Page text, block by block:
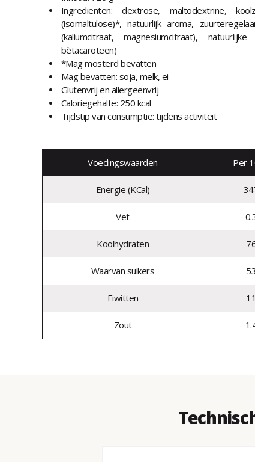
Ingrediënten: dextrose, maltodextrine,
(isomaltulose)*, natuurlijk aroma,
(kaliumcitraat, magnesiumcitraat),
bètacaroteen)
*Mag mosterd bevatten
Mag bevatten: soja, melk, ei
Glutenvrij en allergeenvrij
Caloriegehalte: 250 kcal
Tijdstip van consumptie: tijdens activiteit
Voedingswaarden Per
Energie (KCal)
Vet
Koolhydraten
Waarvan suikers 53
Eiwitten 11
Zout